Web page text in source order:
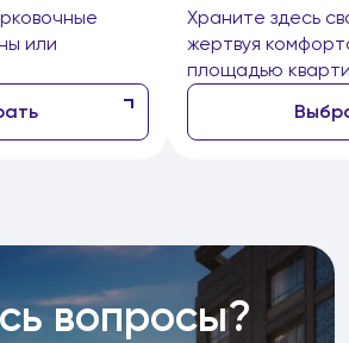
или
Храните здесь
жертвуя
площадью
вопросы?